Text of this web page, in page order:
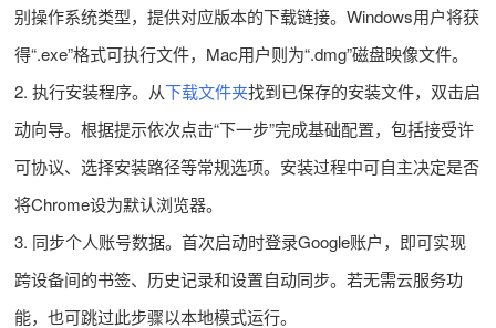
别操作系统类型，提供对应版本的下载链接。Windows用户将获
得“.exe”格式可执行文件，Mac用户则为“.dmg”磁盘映像文件。
2. 执行安装程序。从下载文件夹找到已保存的安装文件，双击启
动向导。根据提示依次点击“下一步”完成基础配置，包括接受许
可协议、选择安装路径等常规选项。安装过程中可自主决定是否
将Chrome设为默认浏览器。
3. 同步个人账号数据。首次启动时登录Google账户，即可实现
跨设备间的书签、历史记录和设置自动同步。若无需云服务功
能，也可跳过此步骤以本地模式运行。